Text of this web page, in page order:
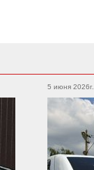
Legacy
Outback
XV
WRX
Forester
BRZ
5 июня 2026г.